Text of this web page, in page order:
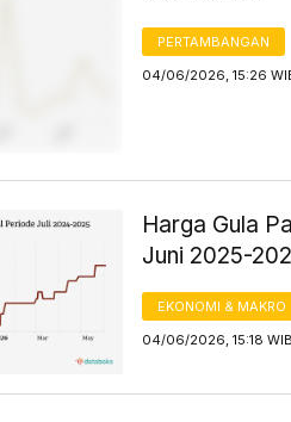
PERTAMBANGAN
04/06/2026, 15:26
Harga Gula
Juni 2025-
EKONOMI & MAKRO
04/06/2026, 15:18 WIB